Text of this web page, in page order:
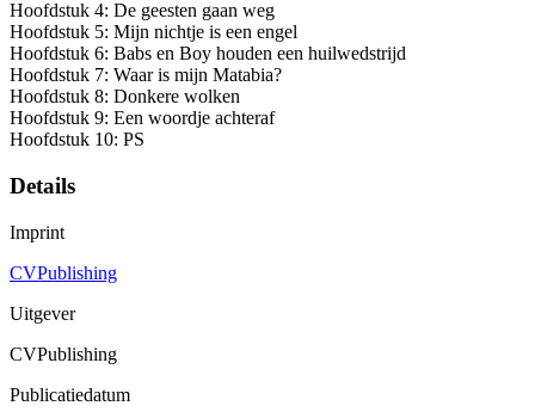
Hoofdstuk 4: De geesten gaan weg
Hoofdstuk 5: Mijn nichtje is een engel
Hoofdstuk 6: Babs en Boy houden een huilwedstrijd
Hoofdstuk 7: Waar is mijn Matabia?
Hoofdstuk 8: Donkere wolken
Hoofdstuk 9: Een woordje achteraf
Hoofdstuk 10: PS
Details
Imprint
CVPublishing
Uitgever
CVPublishing
Publicatiedatum